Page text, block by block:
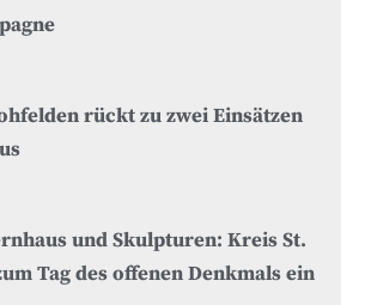
rückt zu zwei Einsätzen
und Skulpturen: Kreis St.
Tag des offenen Denkmals ein